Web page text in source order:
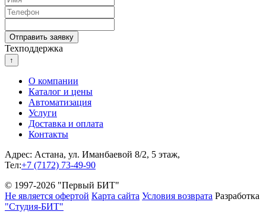
Техподдержка
↑
О компании
Каталог и цены
Автоматизация
Услуги
Доставка и оплата
Контакты
Адрес: Астана, ул. Иманбаевой 8/2, 5 этаж,
Тел:+7 (7172) 73-49-90
© 1997-2026 "Первый БИТ"
Не является офертой Карта сайта Условия возврата Разработка
"Студия-БИТ"